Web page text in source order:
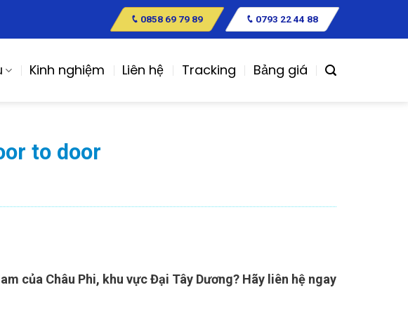
0858 69 79 89 0793 22 44 88
Kinh nghiệm Liên hệ Tracking Bảng giá
to door
của Châu Phi, khu vực Đại Tây Dương? Hãy liên hệ ngay